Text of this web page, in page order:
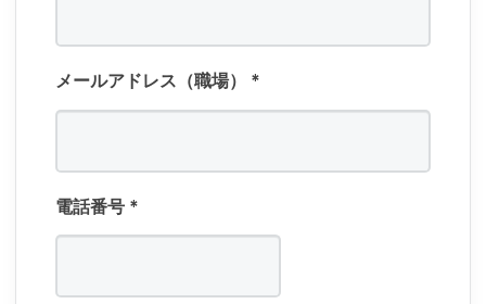
メールアドレス（職場） *
電話番号 *